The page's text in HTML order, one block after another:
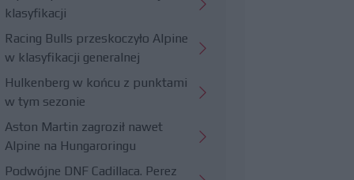
klasyfikacji
Racing Bulls przeskoczyło Alpine
w klasyfikacji generalnej
Hulkenberg w końcu z punktami
w tym sezonie
Aston Martin zagroził nawet
Alpine na Hungaroringu
Podwójne DNF Cadillaca. Perez